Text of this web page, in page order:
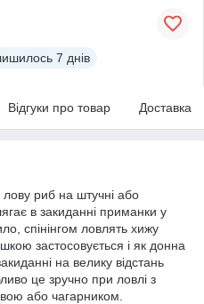
7 днів
Відгуки про товар Доставка
лову риб на штучні або
в закиданні приманки у
спінінгом ловлять хижу
застосовується і як донна
на велику відстань
це зручно при ловлі з
або чагарником.